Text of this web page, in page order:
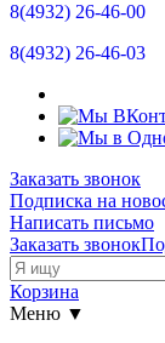
8(4932) 26-46-00
8(4932) 26-46-03
Заказать звонок
Подписка на
Написать письмо
Заказать звонок
Корзина
Меню ▼